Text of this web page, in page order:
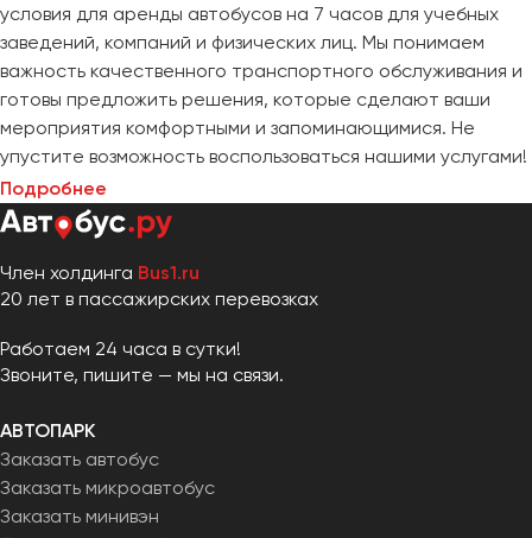
условия для аренды автобусов на 7 часов для учебных
заведений, компаний и физических лиц. Мы понимаем
важность качественного транспортного обслуживания и
готовы предложить решения, которые сделают ваши
мероприятия комфортными и запоминающимися. Не
упустите возможность воспользоваться нашими услугами!
Подробнее
Член холдинга Bus1.ru
20 лет в пассажирских перевозках
Работаем 24 часа в сутки!
Звоните, пишите — мы на связи.
АВТОПАРК
Заказать автобус
Заказать микроавтобус
Заказать минивэн